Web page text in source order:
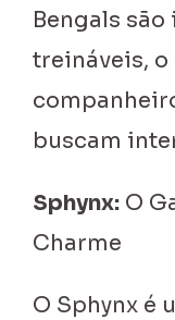
Bengals
treináveis,
buscam
Sphynx: O
Charme
O Sphynx é